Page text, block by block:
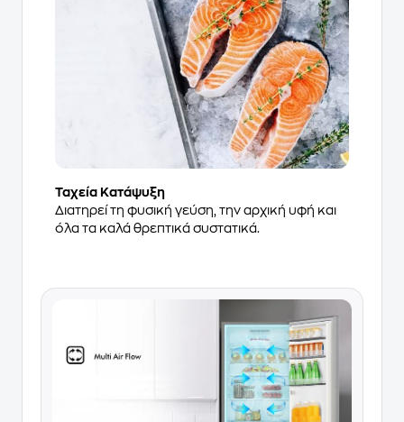
Ταχεία Κατάψυξη
Διατηρεί τη φυσική γεύση, την αρχική υφή και
όλα τα καλά θρεπτικά συστατικά.